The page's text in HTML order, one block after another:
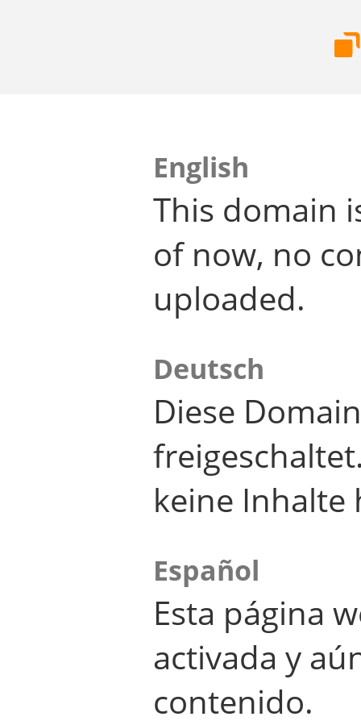
English
This domain
of now, no
uploaded.
Deutsch
Diese
keine Inhalte
Español
Esta página
activada y
contenido.